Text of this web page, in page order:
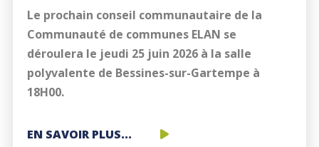
Le prochain conseil communautaire de la
Communauté de communes ELAN se
déroulera le jeudi 25 juin 2026 à la salle
polyvalente de Bessines-sur-Gartempe à
18H00.
EN SAVOIR PLUS...
CONSEIL